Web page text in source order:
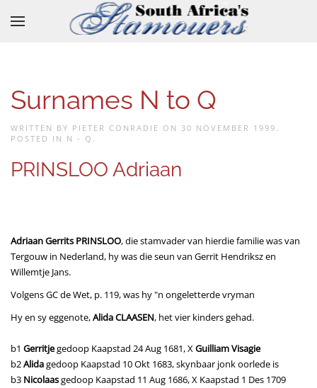
Skip to main content
Surnames N to Q
WRITTEN BY PIETER CONRADIE ON 30 NOVEMBER 1999 .
POSTED IN N - Q .
PRINSLOO Adriaan
Adriaan Gerrits PRINSLOO, die stamvader van hierdie familie was van
Tergouw in Nederland, hy was die seun van Gerrit Hendriksz en
Willemtje Jans.
Volgens GC de Wet, p. 119, was hy "n ongeletterde vryman
Hy en sy eggenote,Alida CLAASEN, het vier kinders gehad.
b1 Gerritjegedoop Kaapstad 24 Aug 1681, XGuilliam Visagie
b2Alidagedoop Kaapstad 10 Okt 1683, skynbaar jonk oorlede is
b3 Nicolaasgedoop Kaapstad 11 Aug 1686, X Kaapstad 1 Des 1709